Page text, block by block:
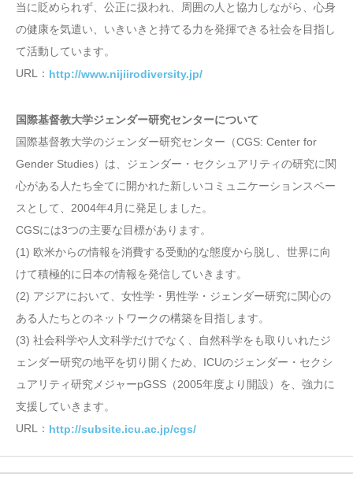
当に貶められず、公正に扱われ、周囲の人と協力しながら、心身
の健康を気遣い、いきいきと持てる力を発揮できる社会を目指し
て活動しています。
URL： http://www.nijiirodiversity.jp/
国際基督教大学ジェンダー研究センターについて
国際基督教大学のジェンダー研究センター（CGS: Center for
Gender Studies）は、ジェンダー・セクシュアリティの研究に関
心がある人たち全てに開かれた新しいコミュニケーションスペー
スとして、2004年4月に発足しました。
CGSには3つの主要な目標があります。
(1) 欧米からの情報を消費する受動的な態度から脱し、世界に向
けて積極的に日本の情報を発信していきます。
(2) アジアにおいて、女性学・男性学・ジェンダー研究に関心の
ある人たちとのネットワークの構築を目指します。
(3) 社会科学や人文科学だけでなく、自然科学をも取りいれたジ
ェンダー研究の地平を切り開くため、ICUのジェンダー・セクシ
ュアリティ研究メジャーpGSS（2005年度より開設）を、強力に
支援していきます。
URL： http://subsite.icu.ac.jp/cgs/